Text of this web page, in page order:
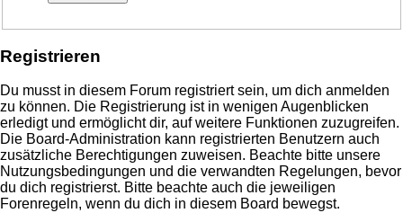
Registrieren
Du musst in diesem Forum registriert sein, um dich anmelden
zu können. Die Registrierung ist in wenigen Augenblicken
erledigt und ermöglicht dir, auf weitere Funktionen zuzugreifen.
Die Board-Administration kann registrierten Benutzern auch
zusätzliche Berechtigungen zuweisen. Beachte bitte unsere
Nutzungsbedingungen und die verwandten Regelungen, bevor
du dich registrierst. Bitte beachte auch die jeweiligen
Forenregeln, wenn du dich in diesem Board bewegst.